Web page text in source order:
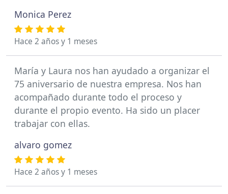
Monica Perez
Hace 2 años y 1 meses
María y Laura nos han ayudado a organizar el
75 aniversario de nuestra empresa. Nos han
acompañado durante todo el proceso y
durante el propio evento. Ha sido un placer
trabajar con ellas.
alvaro gomez
Hace 2 años y 1 meses